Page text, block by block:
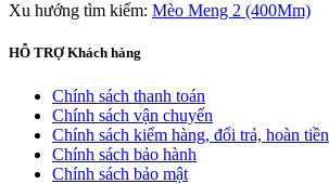
Xu hướng tìm kiếm: Mèo Meng 2 (400Mm)
HỖ TRỢKhách hàng
Chính sách thanh toán
Chính sách vận chuyển
Chính sách kiểm hàng, đổi trả, hoàn tiền
Chính sách bảo hành
Chính sách bảo mật